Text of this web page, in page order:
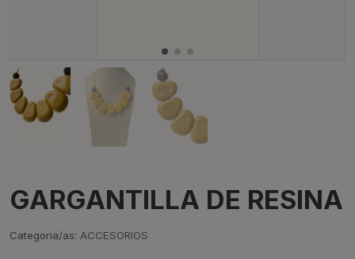
GARGANTILLA DE RESINA
Categoria/as: ACCESORIOS